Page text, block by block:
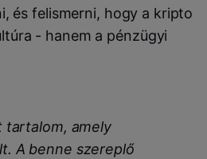
és felismerni, hogy a kripto
- hanem a pénzügyi
tartalom, amely
A benne szereplő